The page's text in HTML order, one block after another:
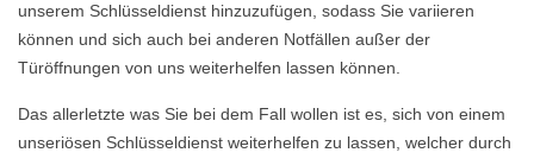
unserem Schlüsseldienst hinzuzufügen, sodass Sie variieren
können und sich auch bei anderen Notfällen außer der
Türöffnungen von uns weiterhelfen lassen können.
Das allerletzte was Sie bei dem Fall wollen ist es, sich von einem
unseriösen Schlüsseldienst weiterhelfen zu lassen, welcher durch